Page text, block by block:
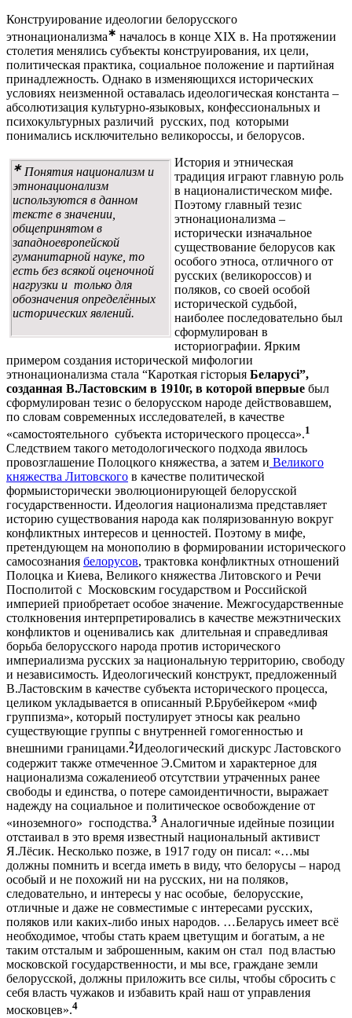
Конструирование идеологии белорусского
этнонационализма∗ началось в конце XIX в. На протяжении
столетия менялись субъекты конструирования, их цели,
политическая практика, социальное положение и партийная
принадлежность. Однако в изменяющихся исторических
условиях неизменной оставалась идеологическая константа –
абсолютизация культурно-языковых, конфессиональных и
психокультурных различий русских, под которыми
понимались исключительно великороссы, и белорусов.
∗Понятия национализм и
этнонационализм
используются в данном
тексте в значении,
общепринятом в
западноевропейской
гуманитарной науке, то
есть без всякой оценочной
нагрузки и только для
обозначения определённых
исторических явлений.
История и этническая
традиция играют главную роль
в националистическом мифе.
Поэтому главный тезис
этнонационализма –
исторически изначальное
существование белорусов как
особого этноса, отличного от
русских (великороссов) и
поляков, со своей особой
исторической судьбой,
наиболее последовательно был
сформулирован в
историографии. Ярким
примером создания исторической мифологии
этнонационализма стала “Кароткая гісторыя Беларусі”,
созданная В.Ластовским в 1910г, в которой впервые был
сформулирован тезис о белорусском народе действовавшем,
по словам современных исследователей, в качестве
«самостоятельного субъекта исторического процесса».1
Следствием такого методологического подхода явилось
провозглашение Полоцкого княжества, а затем и Великого
княжества Литовского в качестве политической
формыисторически эволюционирующей белорусской
государственности. Идеология национализма представляет
историю существования народа как поляризованную вокруг
конфликтных интересов и ценностей. Поэтому в мифе,
претендующем на монополию в формировании исторического
самосознания белорусов, трактовка конфликтных отношений
Полоцка и Киева, Великого княжества Литовского и Речи
Посполитой с Московским государством и Российской
империей приобретает особое значение. Межгосударственные
столкновения интерпретировались в качестве межэтнических
конфликтов и оценивались как длительная и справедливая
борьба белорусского народа против исторического
империализма русских за национальную территорию, свободу
и независимость. Идеологический конструкт, предложенный
В.Ластовским в качестве субъекта исторического процесса,
целиком укладывается в описанный Р.Брубейкером «миф
группизма», который постулирует этносы как реально
существующие группы с внутренней гомогенностью и
внешними границами.2Идеологический дискурс Ластовского
содержит также отмеченное Э.Смитом и характерное для
национализма сожалениеоб отсутствии утраченных ранее
свободы и единства, о потере самоидентичности, выражает
надежду на социальное и политическое освобождение от
«иноземного» господства.3 Аналогичные идейные позиции
отстаивал в это время известный национальный активист
Я.Лёсик. Несколько позже, в 1917 году он писал: «…мы
должны помнить и всегда иметь в виду, что белорусы – народ
особый и не похожий ни на русских, ни на поляков,
следовательно, и интересы у нас особые, белорусские,
отличные и даже не совместимые с интересами русских,
поляков или каких-либо иных народов. …Беларусь имеет всё
необходимое, чтобы стать краем цветущим и богатым, а не
таким отсталым и заброшенным, каким он стал под властью
московской государственности, и мы все, граждане земли
белорусской, должны приложить все силы, чтобы сбросить с
себя власть чужаков и избавить край наш от управления
московцев».4